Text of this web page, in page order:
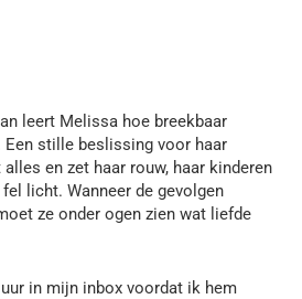
leert Melissa hoe breekbaar
stille beslissing voor haar
en zet haar rouw, haar kinderen
licht. Wanneer de gevolgen
ze onder ogen zien wat liefde
in mijn inbox voordat ik hem